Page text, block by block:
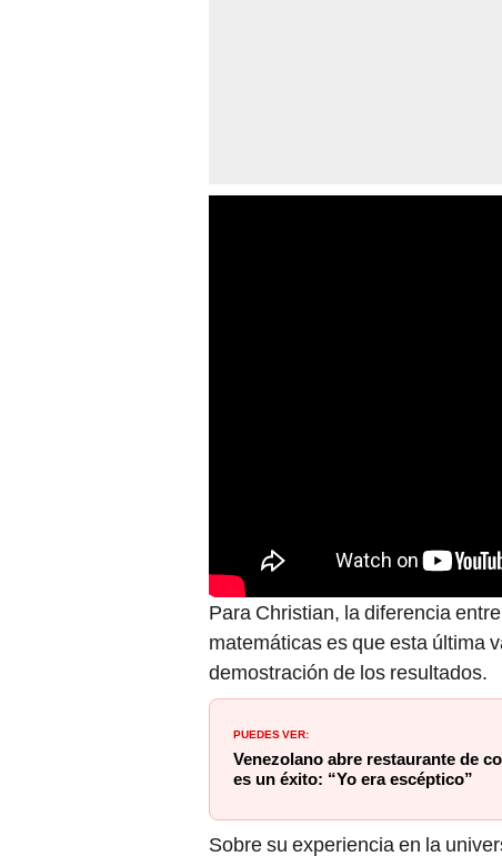
Para Christian, la diferencia
matemáticas es que esta última
demostración de los resultados.
PUEDES VER:
Venezolano abre restaurante de
es un éxito: “Yo era escéptico”
Sobre su experiencia en la